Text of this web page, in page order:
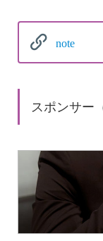
note
スポンサー